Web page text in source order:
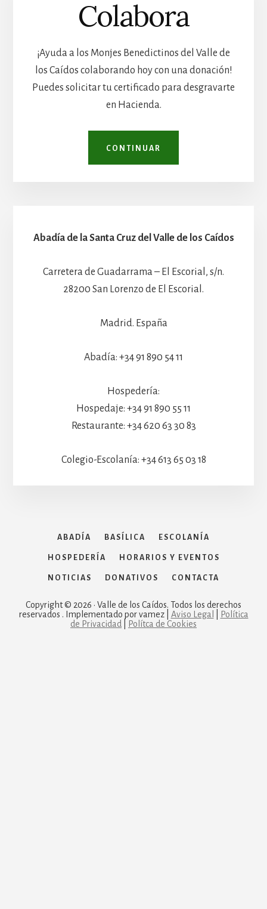
Colabora
¡Ayuda a los Monjes Benedictinos del Valle de
los Caídos colaborando hoy con una donación!
Puedes solicitar tu certificado para desgravarte
en Hacienda.
CONTINUAR
Abadía de la Santa Cruz del Valle de los Caídos
Carretera de Guadarrama – El Escorial, s/n.
28200 San Lorenzo de El Escorial.
Madrid. España
Abadía: +34 91 890 54 11
Hospedería:
Hospedaje: +34 91 890 55 11
Restaurante: +34 620 63 30 83
Colegio-Escolanía: +34 613 65 03 18
ABADÍA BASÍLICA ESCOLANÍA
HOSPEDERÍA HORARIOS Y EVENTOS
NOTICIAS DONATIVOS CONTACTA
Copyright © 2026 · Valle de los Caídos. Todos los derechos
reservados . Implementado por vamez | Aviso Legal
Política
de Privacidad
Polítca de Cookies